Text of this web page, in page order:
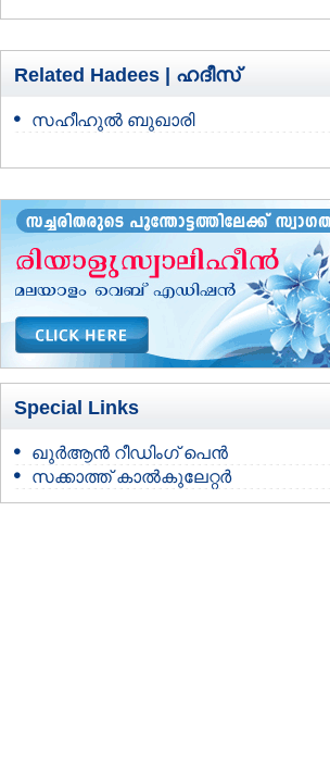
Related Hadees | ഹദീസ്
സഹീഹുല്‍ ബുഖാരി
Special Links
ഖുർആൻ റീഡിംഗ് പെൻ
സക്കാത്ത് കാൽകുലേറ്റർ